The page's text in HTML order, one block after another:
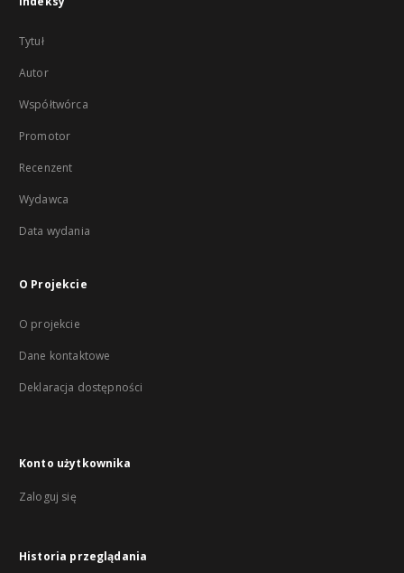
Tytuł
Autor
Współtwórca
Promotor
Recenzent
Wydawca
Data wydania
O Projekcie
O projekcie
Dane kontaktowe
Deklaracja dostępności
Konto użytkownika
Zaloguj się
Historia przeglądania